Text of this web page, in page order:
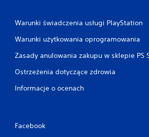
Warunki świadczenia usługi PlayStation
Warunki użytkowania oprogramowania
Zasady anulowania zakupu w sklepie PS
Ostrzeżenia dotyczące zdrowia
Informacje o ocenach
Facebook